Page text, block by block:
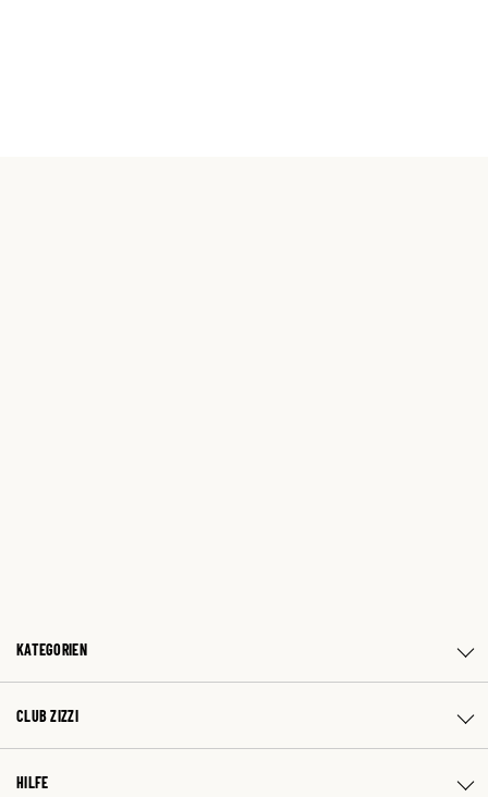
KATEGORIEN
CLUB ZIZZI
HILFE